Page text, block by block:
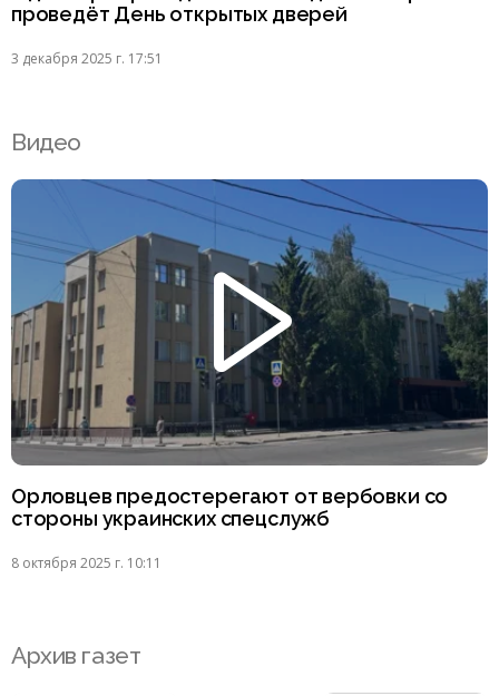
проведёт День открытых дверей
3 декабря 2025 г. 17:51
Видео
Орловцев предостерегают от вербовки со
стороны украинских спецслужб
8 октября 2025 г. 10:11
Архив газет